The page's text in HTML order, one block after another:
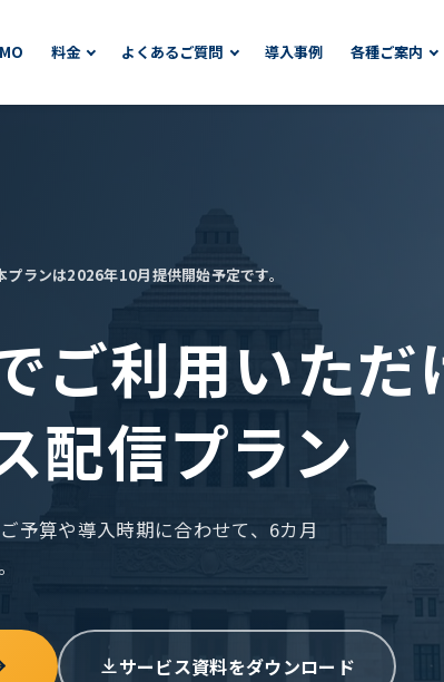
料金 よくあるご質問 導入事例 各種ご案内
プランは2026年10月提供開始予定です。
ご利用いただ
配信プラン
予算や導入時期に合わせて、6カ月
サービス資料をダウンロード